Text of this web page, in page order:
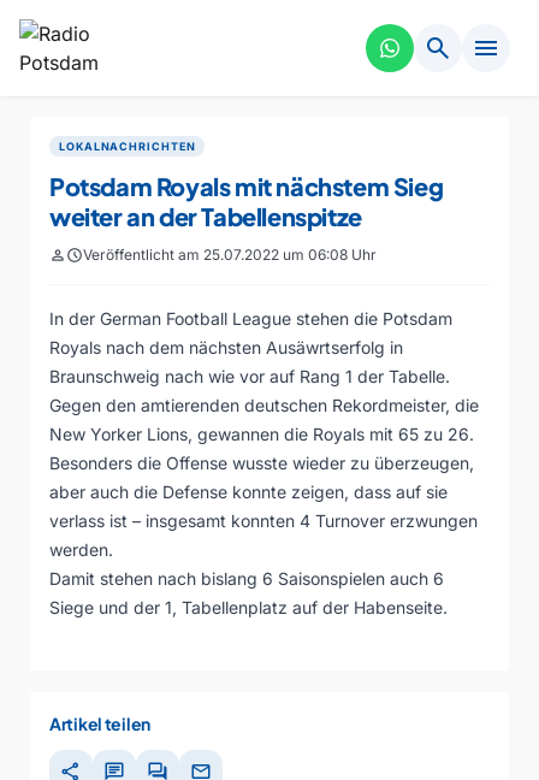
search menu
LOKALNACHRICHTEN
Potsdam Royals mit nächstem Sieg
weiter an der Tabellenspitze
personscheduleVeröffentlicht am 25.07.2022 um 06:08 Uhr
In der German Football League stehen die Potsdam
Royals nach dem nächsten Ausäwrtserfolg in
Braunschweig nach wie vor auf Rang 1 der Tabelle.
Gegen den amtierenden deutschen Rekordmeister, die
New Yorker Lions, gewannen die Royals mit 65 zu 26.
Besonders die Offense wusste wieder zu überzeugen,
aber auch die Defense konnte zeigen, dass auf sie
verlass ist – insgesamt konnten 4 Turnover erzwungen
werden.
Damit stehen nach bislang 6 Saisonspielen auch 6
Siege und der 1, Tabellenplatz auf der Habenseite.
Artikel teilen
share chat forum mail